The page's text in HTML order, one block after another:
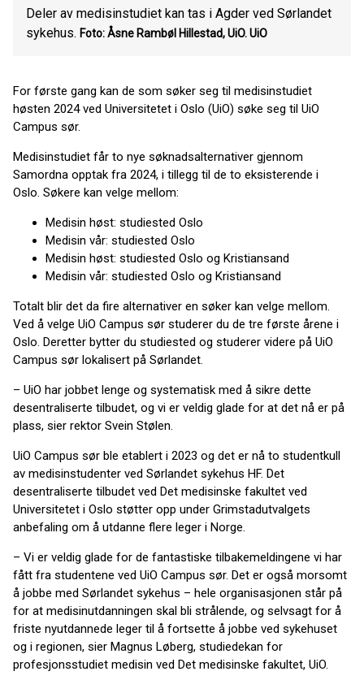
Deler av medisinstudiet kan tas i Agder ved Sørlandet
sykehus. Foto: Åsne Rambøl Hillestad, UiO.UiO
For første gang kan de som søker seg til medisinstudiet
høsten 2024 ved Universitetet i Oslo (UiO) søke seg til UiO
Campus sør.
Medisinstudiet får to nye søknadsalternativer gjennom
Samordna opptak fra 2024, i tillegg til de to eksisterende i
Oslo. Søkere kan velge mellom:
Medisin høst: studiested Oslo
Medisin vår: studiested Oslo
Medisin høst: studiested Oslo og Kristiansand
Medisin vår: studiested Oslo og Kristiansand
Totalt blir det da fire alternativer en søker kan velge mellom.
Ved å velge UiO Campus sør studerer du de tre første årene i
Oslo. Deretter bytter du studiested og studerer videre på UiO
Campus sør lokalisert på Sørlandet.
– UiO har jobbet lenge og systematisk med å sikre dette
desentraliserte tilbudet, og vi er veldig glade for at det nå er på
plass, sier rektor Svein Stølen.
UiO Campus sør ble etablert i 2023 og det er nå to studentkull
av medisinstudenter ved Sørlandet sykehus HF. Det
desentraliserte tilbudet ved Det medisinske fakultet ved
Universitetet i Oslo støtter opp under Grimstadutvalgets
anbefaling om å utdanne flere leger i Norge.
– Vi er veldig glade for de fantastiske tilbakemeldingene vi har
fått fra studentene ved UiO Campus sør. Det er også morsomt
å jobbe med Sørlandet sykehus – hele organisasjonen står på
for at medisinutdanningen skal bli strålende, og selvsagt for å
friste nyutdannede leger til å fortsette å jobbe ved sykehuset
og i regionen, sier Magnus Løberg, studiedekan for
profesjonsstudiet medisin ved Det medisinske fakultet, UiO.